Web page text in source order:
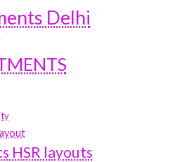
Delhi
HSR layouts